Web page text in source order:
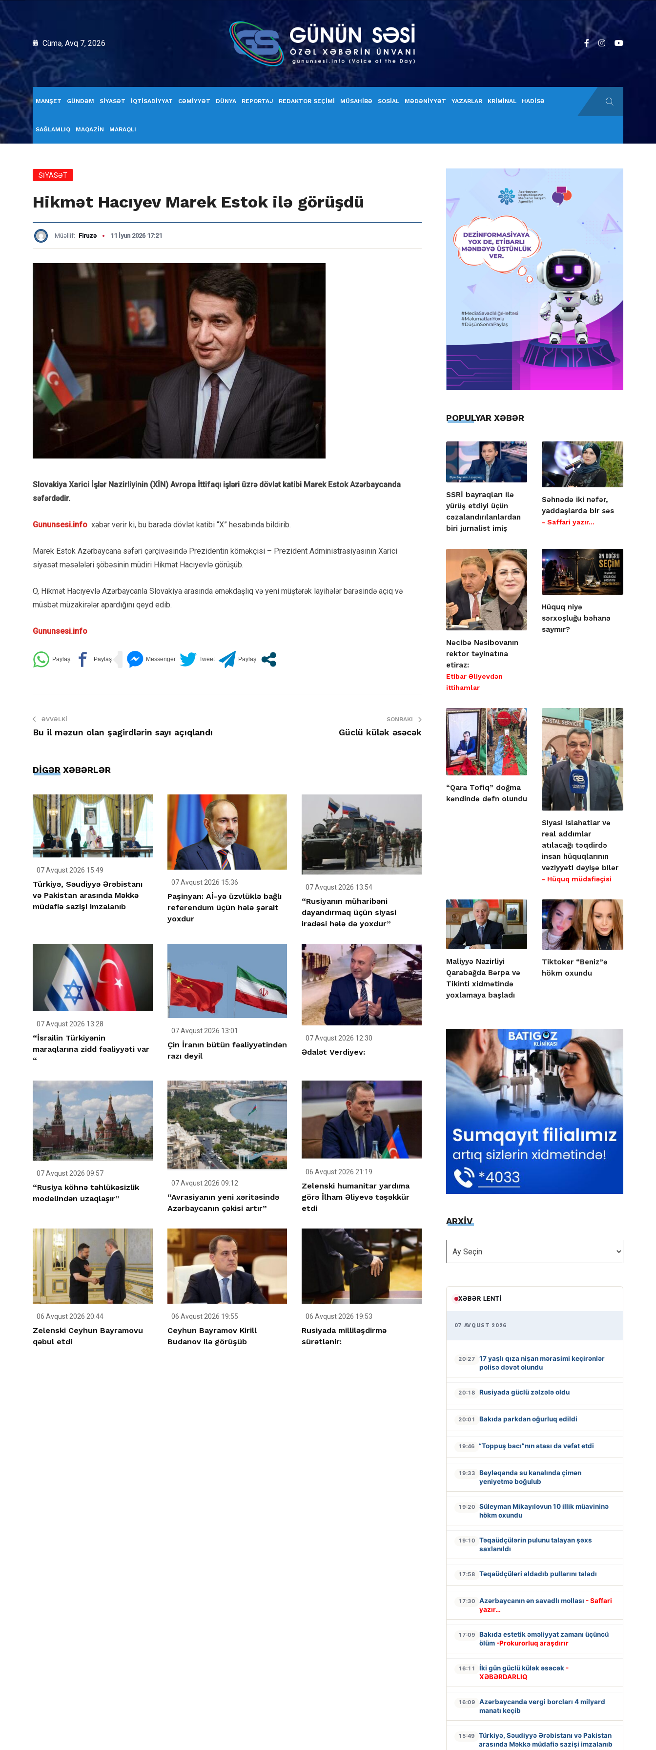
Cümə, Avq 7, 2026
MANŞET GÜNDƏM SİYASƏT İQTİSADİYYAT CƏMİYYƏT DÜNYA REPORTAJ REDAKTOR SEÇİMİ MÜSAHİBƏ SOSİAL MƏDƏNİYYƏT YAZARLAR KRİMİNAL HADİSƏ
SAĞLAMLIQ MAQAZİN MARAQLI
SİYASƏT
Hikmət Hacıyev Marek Estok ilə görüşdü
Müəllif: Firuzə 11 İyun 2026 17:21
Slovakiya Xarici İşlər Nazirliyinin (XİN) Avropa İttifaqı işləri üzrə dövlət katibi Marek Estok Azərbaycanda
səfərdədir.
Gununsesi.info xəbər verir ki, bu barədə dövlət katibi “X” hesabında bildirib.
Marek Estok Azərbaycana səfəri çərçivəsində Prezidentin köməkçisi – Prezident Administrasiyasının Xarici
siyasət məsələləri şöbəsinin müdiri Hikmət Hacıyevlə görüşüb.
O, Hikmət Hacıyevlə Azərbaycanla Slovakiya arasında əməkdaşlıq və yeni müştərək layihələr barəsində açıq və
müsbət müzakirələr apardığını qeyd edib.
Gununsesi.info
ƏVVƏLKI
Bu il məzun olan şagirdlərin sayı açıqlandı
SONRAKI
Güclü külək əsəcək
DİGƏR XƏBƏRLƏR
07 Avqust 2026 15:49
Türkiyə, Səudiyyə Ərəbistanı
və Pakistan arasında Məkkə
müdafiə sazişi imzalanıb
07 Avqust 2026 15:36
Paşinyan: Aİ-yə üzvlüklə bağlı
referendum üçün hələ şərait
yoxdur
07 Avqust 2026 13:54
“Rusiyanın müharibəni
dayandırmaq üçün siyasi
iradəsi hələ də yoxdur”
07 Avqust 2026 13:28
“İsrailin Türkiyənin
maraqlarına zidd fəaliyyəti var
“
07 Avqust 2026 13:01
Çin İranın bütün fəaliyyətindən
razı deyil
07 Avqust 2026 12:30
Ədalət Verdiyev:
07 Avqust 2026 09:57
“Rusiya köhnə təhlükəsizlik
modelindən uzaqlaşır”
07 Avqust 2026 09:12
“Avrasiyanın yeni xəritəsində
Azərbaycanın çəkisi artır”
06 Avqust 2026 21:19
Zelenski humanitar yardıma
görə İlham Əliyevə təşəkkür
etdi
06 Avqust 2026 20:44
Zelenski Ceyhun Bayramovu
qəbul etdi
06 Avqust 2026 19:55
Ceyhun Bayramov Kirill
Budanov ilə görüşüb
06 Avqust 2026 19:53
Rusiyada milliləşdirmə
sürətlənir:
POPULYAR XƏBƏR
SSRİ bayraqları ilə
yürüş etdiyi üçün
cəzalandırılanlardan
biri jurnalist imiş
Səhnədə iki nəfər,
yaddaşlarda bir səs
- Saffari yazır…
Nəcibə Nəsibovanın
rektor təyinatına
etiraz:
Etibar Əliyevdən
ittihamlar
Hüquq niyə
sərxoşluğu bəhanə
saymır?
“Qara Tofiq” doğma
kəndində dəfn olundu
Siyasi islahatlar və
real addımlar
atılacağı təqdirdə
insan hüquqlarının
vəziyyəti dəyişə bilər
- Hüquq müdafiəçisi
Maliyyə Nazirliyi
Qarabağda Bərpa və
Tikinti xidmətində
yoxlamaya başladı
Tiktoker “Beniz”ə
hökm oxundu
ARXİV
ARXİV
XƏBƏR LENTI
07 AVQUST 2026
20:27
17 yaşlı qıza nişan mərasimi keçirənlər
polisə dəvət olundu
20:18 Rusiyada güclü zəlzələ oldu
20:01 Bakıda parkdan oğurluq edildi
19:46 “Toppuş bacı”nın atası da vəfat etdi
19:33
Beyləqanda su kanalında çimən
yeniyetmə boğulub
19:20
Süleyman Mikayılovun 10 illik müavininə
hökm oxundu
19:10
Təqaüdçülərin pulunu talayan şəxs
saxlanıldı
17:58 Təqaüdçüləri aldadıb pullarını taladı
17:30 Azərbaycanın ən savadlı mollası - Saffari
yazır…
17:09
Bakıda estetik əməliyyat zamanı üçüncü
ölüm -Prokurorluq araşdırır
16:11 İki gün güclü külək əsəcək -
XƏBƏRDARLIQ
16:09
Azərbaycanda vergi borcları 4 milyard
manatı keçib
15:49
Türkiyə, Səudiyyə Ərəbistanı və Pakistan
arasında Məkkə müdafiə sazişi imzalanıb